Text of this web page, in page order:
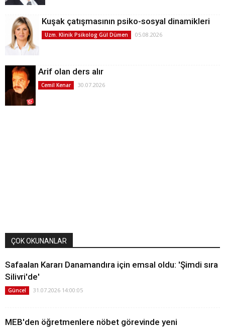
Kuşak çatışmasının psiko-sosyal dinamikleri
Uzm. Klinik Psikolog Gül Dümen 05.08.2026
Arif olan ders alır
Cemil Kenar 30.07.2026
ÇOK OKUNANLAR
Safaalan Kararı Danamandıra için emsal oldu: 'Şimdi sıra
Silivri'de'
Güncel 31.07.2026 14:00:05
MEB'den öğretmenlere nöbet görevinde yeni